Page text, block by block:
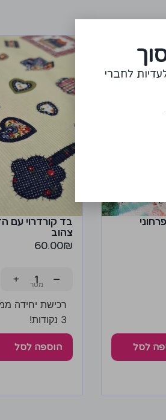
לסל
בד קורדרוי עם
צהוב
60.00₪
−
+
רכישת יחידה
3 נקודות!
הוספה לסל
לחברי